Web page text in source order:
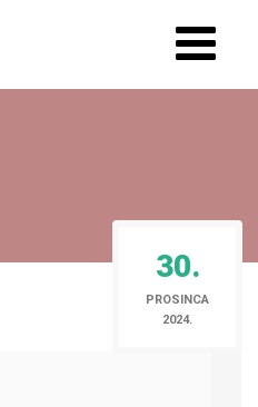
30.
PROSINCA
2024.